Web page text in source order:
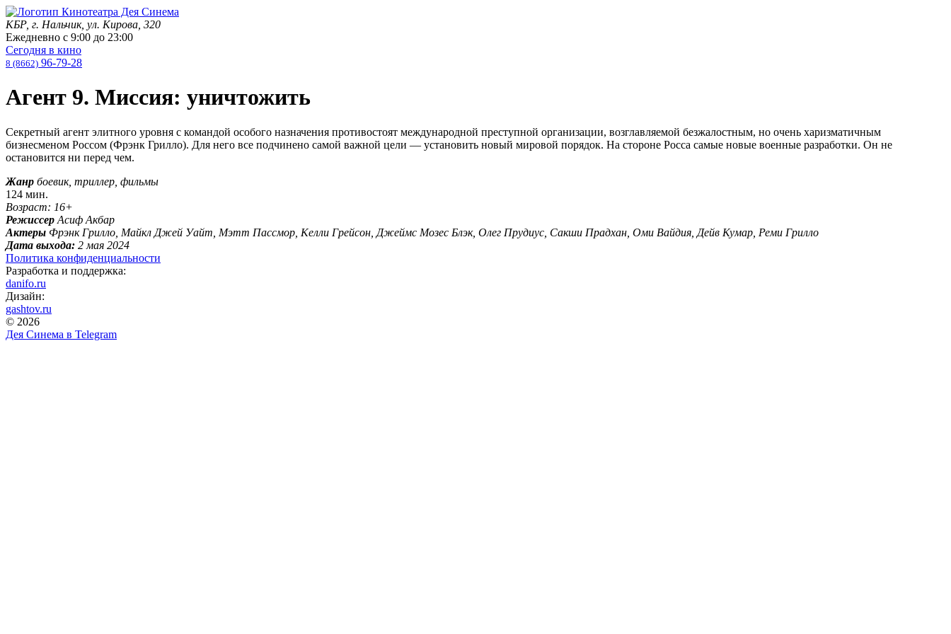
КБР, г. Нальчик, ул. Кирова, 320
Ежедневно с 9:00 до 23:00
Сегодня в кино
8 (8662) 96-79-28
Агент 9. Миссия: уничтожить
Секретный агент элитного уровня с командой особого назначения противостоят международной преступной организации, возглавляемой безжалостным, но очень харизматичным
бизнесменом Россом (Фрэнк Грилло). Для него все подчинено самой важной цели — установить новый мировой порядок. На стороне Росса самые новые военные разработки. Он не
остановится ни перед чем.
Жанр боевик, триллер, фильмы
124 мин.
Возраст: 16+
Режиссер Асиф Акбар
Актеры Фрэнк Грилло, Майкл Джей Уайт, Мэтт Пассмор, Келли Грейсон, Джеймс Мозес Блэк, Олег Прудиус, Сакши Прадхан, Оми Вайдия, Дейв Кумар, Реми Грилло
Дата выхода: 2 мая 2024
Политика конфиденциальности
Разработка и поддержка:
danifo.ru
Дизайн:
gashtov.ru
© 2026
Дея Синема в Telegram